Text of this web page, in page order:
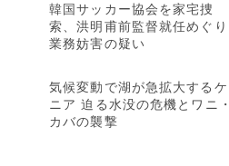
韓国サッカー協会を家宅捜
索、洪明甫前監督就任めぐり
業務妨害の疑い
気候変動で湖が急拡大するケ
ニア 迫る水没の危機とワニ・
カバの襲撃